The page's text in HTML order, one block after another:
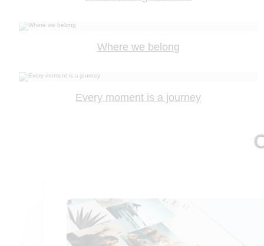
Where we belong
Every moment is a journey